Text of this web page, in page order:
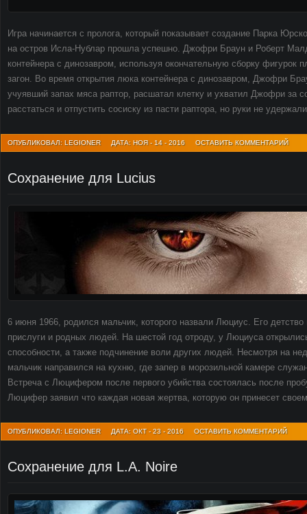
Игра начинается с пролога, который показывает создание Парка
на остров Исла-Нублар прошла успешно. Джофри Браун и Роберт
контейнера с динозавром, используя окончательную сборку фигурок
загон. Во время открытия люка контейнера с динозавром, Джофри
учуявший запах мяса раптор, расшатал клетку и ухватил Джофри за
расстаться и отпустить сосиску из пасти раптора, но руки не
ОПУБЛИКОВАЛ: LEGIONER ДАТА: НОЯ - 14 - 2016 ОСТАВИТЬ КОММЕНТАРИЙ
Сохранение для Lucius
6 июня 1966, родился мальчик, которого назвали Люциус. Его
прислуги и родных людей. На шестой год отроду, у Люциуса
способности, а также подчинение воли других людей. Несмотря на
мальчик направился на кухню, где запер в морозильной камере
Встреча с Люцифером после первого убийства состоялась после
Люцифер заявил что каждая новая жертва, которую он принесет
ОПУБЛИКОВАЛ: LEGIONER ДАТА: ОКТ - 23 - 2016 ОСТАВИТЬ КОММЕНТАРИЙ
Сохранение для L.A. Noire